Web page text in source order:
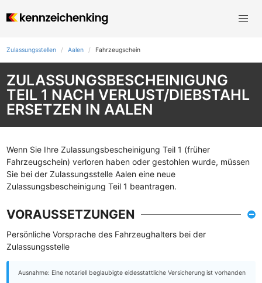
Zulassungsstellen Aalen Fahrzeugschein
ZULASSUNGSBESCHEINIGUNG
TEIL 1 NACH VERLUST/DIEBSTAHL
ERSETZEN IN AALEN
Wenn Sie Ihre Zulassungsbescheinigung Teil 1 (früher
Fahrzeugschein) verloren haben oder gestohlen wurde, müssen
Sie bei der Zulassungsstelle Aalen eine neue
Zulassungsbescheinigung Teil 1 beantragen.
VORAUSSETZUNGEN
Persönliche Vorsprache des Fahrzeughalters bei der
Zulassungsstelle
Ausnahme: Eine notariell beglaubigte eidesstattliche Versicherung ist vorhanden